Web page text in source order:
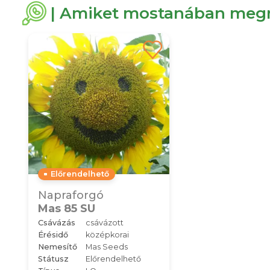
| Amiket mostanában
Előrendelhető
Napraforgó
Mas 85 SU
Csávázás
csávázott
Érésidő
középkorai
Nemesítő
Mas Seeds
Státusz
Előrendelhető